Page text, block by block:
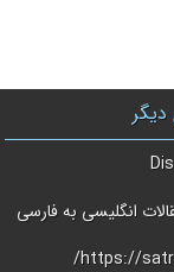
انگلیسی به فارسی
https://